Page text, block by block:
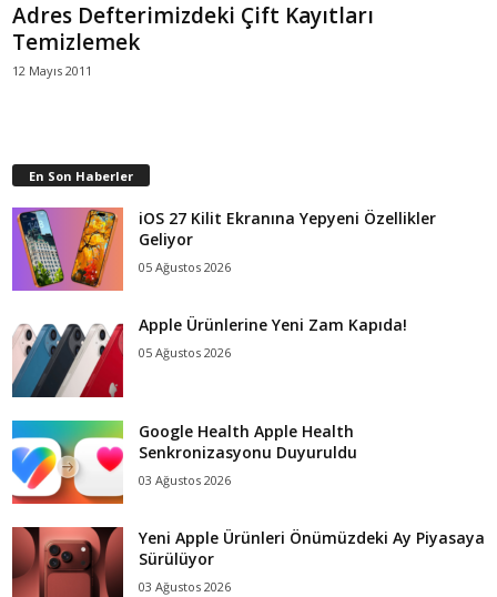
Adres Defterimizdeki Çift Kayıtları
Temizlemek
12 Mayıs 2011
En Son Haberler
iOS 27 Kilit Ekranına Yepyeni Özellikler
Geliyor
05 Ağustos 2026
Apple Ürünlerine Yeni Zam Kapıda!
05 Ağustos 2026
Google Health Apple Health
Senkronizasyonu Duyuruldu
03 Ağustos 2026
Yeni Apple Ürünleri Önümüzdeki Ay Piyasaya
Sürülüyor
03 Ağustos 2026